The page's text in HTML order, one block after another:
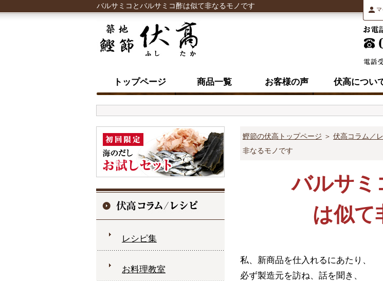
バルサミコとバルサミコ酢は似て非なるモノです
トップページ 商品一覧 お客様の声 伏高につい
鰹節の伏高トップページ ＞ 伏高コラム／
非なるモノです
バルサミ
は似て
私、新商品を仕入れるにあたり、
必ず製造元を訪ね、話を聞き、
レシピ集
お料理教室